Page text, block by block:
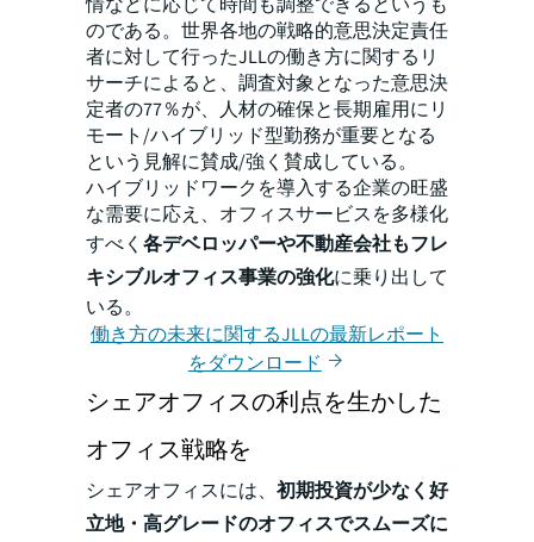
のである。世界各地の戦略的意思決定責任
者に対して行ったJLLの働き方に関するリ
サーチによると、調査対象となった意思決
定者の77％が、人材の確保と長期雇用にリ
モート/ハイブリッド型勤務が重要となる
という見解に賛成/強く賛成している。
ハイブリッドワークを導入する企業の旺盛
な需要に応え、オフィスサービスを多様化
すべく 各デベロッパーや不動産会社もフレ
キシブルオフィス事業の強化に乗り出して
いる。
働き方の未来に関するJLLの最新レポート
をダウンロード
シェアオフィスの利点を生かした
オフィス戦略を
シェアオフィスには、 初期投資が少なく好
立地・高グレードのオフィスでスムーズに